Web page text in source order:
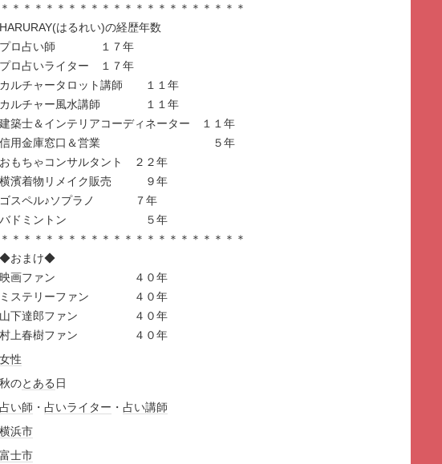
＊＊＊＊＊＊＊＊＊＊＊＊＊＊＊＊＊＊＊＊＊＊
HARURAY(はるれい)の経歴年数
プロ占い師 １７年
プロ占いライター １７年
カルチャータロット講師 １１年
カルチャー風水講師 １１年
建築士＆インテリアコーディネーター １１年
信用金庫窓口＆営業 ５年
おもちゃコンサルタント ２２年
横濱着物リメイク販売 ９年
ゴスペル♪ソプラノ ７年
バドミントン ５年
＊＊＊＊＊＊＊＊＊＊＊＊＊＊＊＊＊＊＊＊＊＊
◆おまけ◆
映画ファン ４０年
ミステリーファン ４０年
山下達郎ファン ４０年
村上春樹ファン ４０年
女性
秋のとある 日
占い師 ・ 占いライター ・ 占い講師
横浜市
富士市